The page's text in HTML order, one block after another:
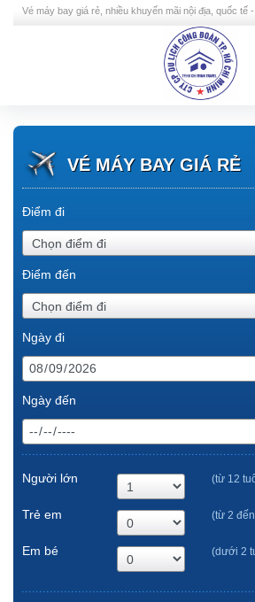
Vé máy bay giá rẻ, nhiều khuyến mãi nội địa, quốc tế
VÉ MÁY BAY GIÁ RẺ
Điểm đi
Điểm đến
Ngày đi
Ngày đến
Người lớn (từ 12
Trẻ em (từ 2
Em bé (dưới 2